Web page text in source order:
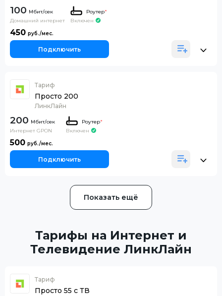
100
Домашний интернет
Роутер*
Включен
450
Подключить
Тариф
Просто 200
ЛинкЛайн
200
Интернет GPON
Роутер*
Включен
500
Подключить
Показать ещё
Тарифы на Интернет и
Телевидение ЛинкЛайн
Тариф
Просто 55 с ТВ